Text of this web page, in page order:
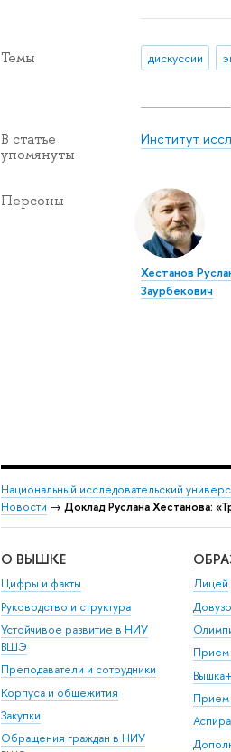
Темы дискуссии
В статье
упомянуты
Институт
Персоны
Хестанов
Заурбекович
Национальный исследовательский
Новости → Доклад Руслана Хестанова:
О ВЫШКЕ
Цифры и факты
Руководство и структура
Устойчивое развитие в НИУ
ВШЭ
Преподаватели и сотрудники
Корпуса и общежития
Закупки
Обращения граждан в НИУ
Лицей
Прием
Вышка+
Прием